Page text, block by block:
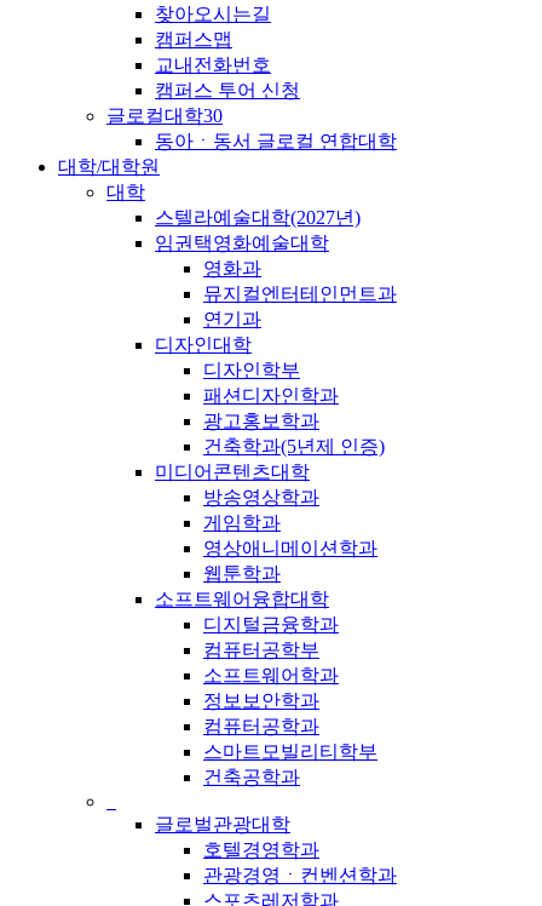
찾아오시는길
캠퍼스맵
교내전화번호
캠퍼스 투어 신청
글로컬대학30
동아ㆍ동서 글로컬 연합대학
대학/대학원
대학
스텔라예술대학(2027년)
임권택영화예술대학
영화과
뮤지컬엔터테인먼트과
연기과
디자인대학
디자인학부
패션디자인학과
광고홍보학과
건축학과(5년제 인증)
미디어콘텐츠대학
방송영상학과
게임학과
영상애니메이션학과
웹툰학과
소프트웨어융합대학
디지털금융학과
컴퓨터공학부
소프트웨어학과
정보보안학과
컴퓨터공학과
스마트모빌리티학부
건축공학과
글로벌관광대학
호텔경영학과
관광경영ㆍ컨벤션학과
스포츠레저학과